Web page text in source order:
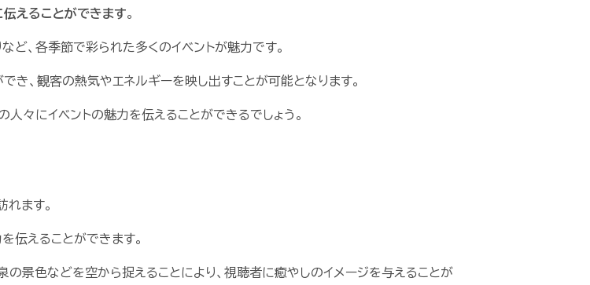
伝えることができます。
ど、各季節で彩られた多くのイベントが魅力です。
き、観客の熱気やエネルギーを映し出すことが可能となります。
々にイベントの魅力を伝えることができるでしょう。
ます。
伝えることができます。
景色などを空から捉えることにより、視聴者に癒やしのイメージを与えることが